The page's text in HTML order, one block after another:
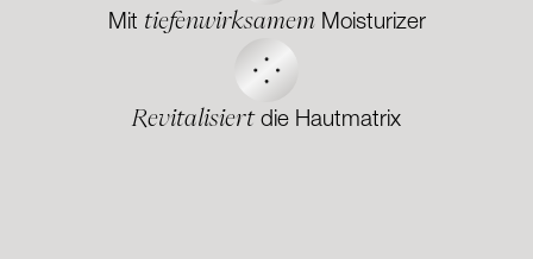
Mit tiefenwirksamemMoisturizer
Revitalisiertdie Hautmatrix